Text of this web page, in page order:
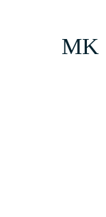
MK